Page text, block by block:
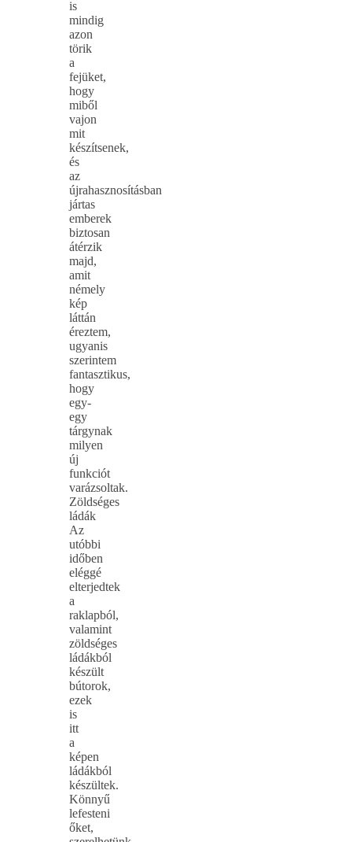
is
mindig
azon
törik
a
fejüket,
hogy
miből
vajon
mit
készítsenek,
és
az
újrahasznosításban
jártas
emberek
biztosan
átérzik
majd,
amit
némely
kép
láttán
éreztem,
ugyanis
szerintem
fantasztikus,
hogy
egy-
egy
tárgynak
milyen
új
funkciót
varázsoltak.
Zöldséges
ládák
Az
utóbbi
időben
eléggé
elterjedtek
a
raklapból,
valamint
zöldséges
ládákból
készült
bútorok,
ezek
is
itt
a
képen
ládákból
készültek.
Könnyű
lefesteni
őket,